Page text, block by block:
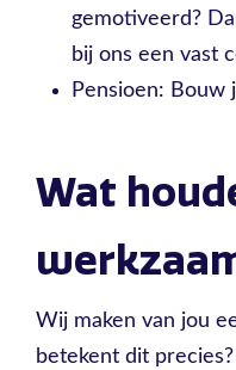
gemotiveerd?
bij ons een vast
Pensioen: Bouw
Wat
Wij maken van jou
betekent dit precies?